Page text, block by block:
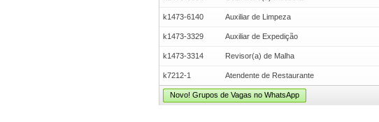
k1473-6140 Auxiliar de Limpeza
k1473-3329 Auxiliar de Expedição
k1473-3314 Revisor(a) de Malha
k7212-1 Atendente de Restaurante
Novo! Grupos de Vagas no WhatsApp